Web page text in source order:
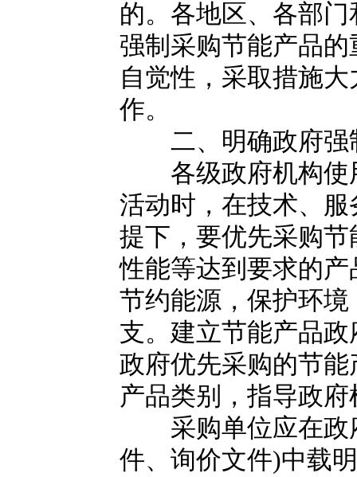
的。各地区、各部
强制采购节能产品
自觉性，采取措施
作。
二、明确政府强
各级政府机构使
活动时，在技术、
提下，要优先采购
性能等达到要求的
节约能源，保护环
支。建立节能产品
政府优先采购的节
产品类别，指导政
采购单位应在政
件、询价文件)中载